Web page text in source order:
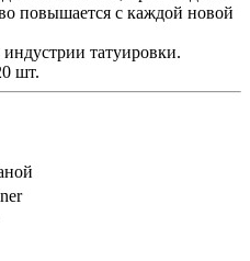
повышается с каждой новой
татуировки.
шт.